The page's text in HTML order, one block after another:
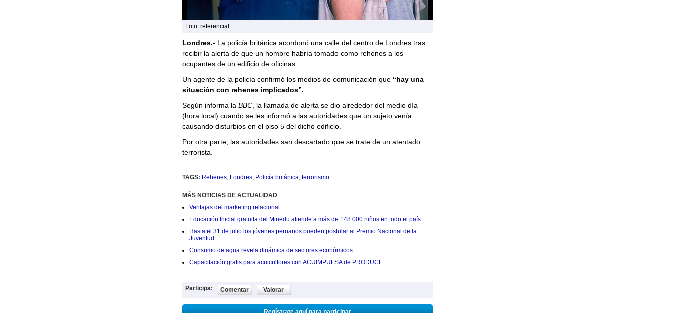
Foto: referencial
Londres.-La policía británica acordonó una calle del centro de Londres tras
recibir la alerta de que un hombre habría tomado como rehenes a los
ocupantes de un edificio de oficinas.
Un agente de la policía confirmó los medios de comunicación que“hay una
situación con rehenes implicados”.
Según informa la BBC, la llamada de alerta se dio alrededor del medio día
(hora local) cuando se les informó a las autoridades que un sujeto venía
causando disturbios en el piso 5 del dicho edificio.
Por otra parte, las autoridades san descartado que se trate de un atentado
terrorista.
TAGS: Rehenes, Londres, Policía británica, terrorismo
MÁS NOTICIAS DE ACTUALIDAD
Ventajas del marketing relacional
Educación Inicial gratuita del Minedu atiende a más de 148 000 niños en todo el país
Hasta el 31 de julio los jóvenes peruanos pueden postular al Premio Nacional de la
Juventud
Consumo de agua revela dinámica de sectores económicos
Capacitación gratis para acuicultores con ACUIMPULSA de PRODUCE
Participa: Comentar Valorar